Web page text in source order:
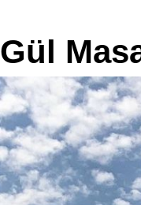
Gül